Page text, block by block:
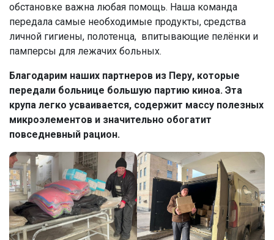
обстановке важна любая помощь. Наша команда
передала самые необходимые продукты, средства
личной гигиены, полотенца, впитывающие пелёнки и
памперсы для лежачих больных.
Благодарим наших партнеров из Перу, которые
передали больнице большую партию киноа. Эта
крупа легко усваивается, содержит массу полезных
микроэлементов и значительно обогатит
повседневный рацион.